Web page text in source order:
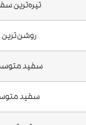
تیره‌ترین
روشن‌ترین
سفید متوسط
سفید متوسط